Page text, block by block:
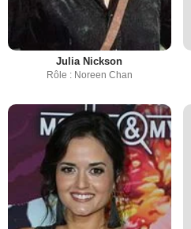
Julia Nickson
Rôle : Noreen Chan